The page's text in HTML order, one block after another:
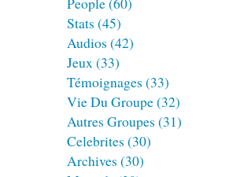
Stats (45)
Audios (42)
Jeux(33)
Témoignages (33)
Vie Du Groupe(32)
Autres Groupes (31)
Celebrites (30)
Archives (30)